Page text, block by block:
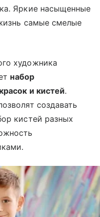
Яркие насыщенные
самые смелые
художника
набор
и кистей.
создавать
кистей разных